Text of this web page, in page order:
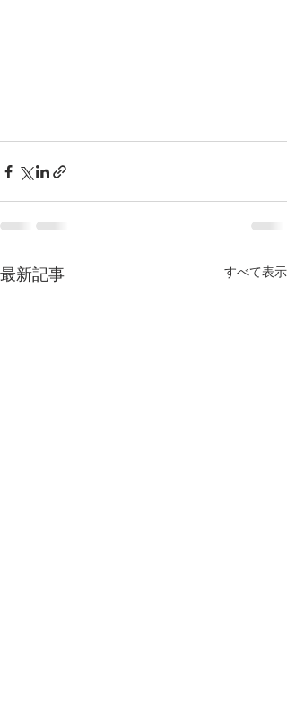
最新記事 すべて表示